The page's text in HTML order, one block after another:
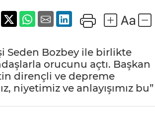
Seden Bozbey ile birlikte
orucunu açtı. Başkan
dirençli ve depreme
niyetimiz ve anlayışımız bu”